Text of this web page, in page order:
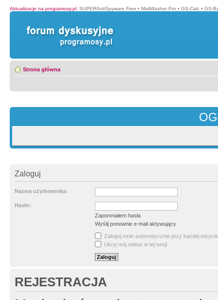
Aktualizacje na programosy.pl: SUPERAntiSpyware Free • MailWasher Pro • GS-Calc • GS-
Strona główna
Zaloguj
Nazwa użytkownika:
Hasło:
Zapomniałem hasła
Wyślij ponownie e-mail aktywujący
Zaloguj mnie automatycznie przy każdej wizycie
Ukryj mój status w tej sesji
REJESTRACJA